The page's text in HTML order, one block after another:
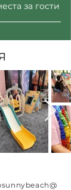
за гости